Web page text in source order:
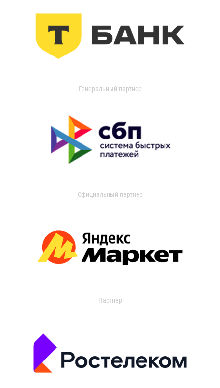
Генеральный партнер
Официальный партнер
Партнер